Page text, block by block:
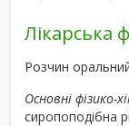
Лікарська
Розчин
Основні фізико-
сиропоподібна